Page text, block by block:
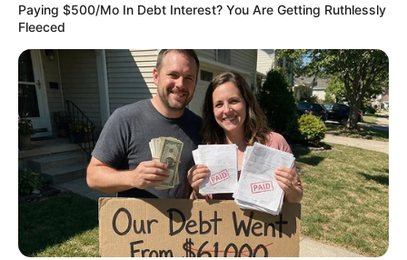
Why this ordinary drink is the secret to feeling
your best every day
CTA FAVORITE
Paying $500/Mo In Debt Interest? You Are Getting Ruthlessly
Fleeced